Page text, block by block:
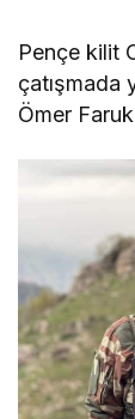
Pençe kilit
çatışmada
Ömer